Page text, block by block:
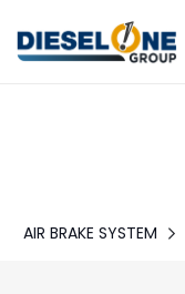
AIR BRAKE SYSTEM